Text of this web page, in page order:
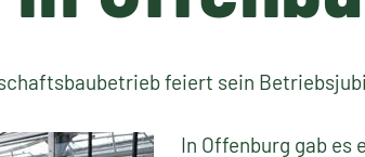
feiert sein
In Offenburg gab es